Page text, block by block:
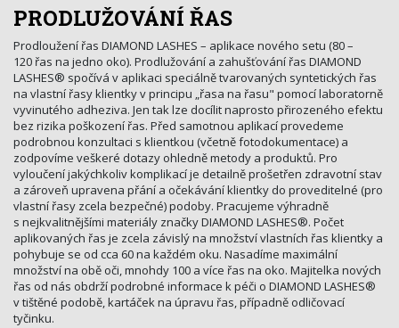
PRODLUŽOVÁNÍ ŘAS
Prodloužení řas DIAMOND LASHES – aplikace nového setu (80 –
120 řas na jedno oko). Prodlužování a zahušťování řas DIAMOND
LASHES® spočívá v aplikaci speciálně tvarovaných syntetických řas
na vlastní řasy klientky v principu „řasa na řasu" pomocí laboratorně
vyvinutého adheziva. Jen tak lze docílit naprosto přirozeného efektu
bez rizika poškození řas. Před samotnou aplikací provedeme
podrobnou konzultaci s klientkou (včetně fotodokumentace) a
zodpovíme veškeré dotazy ohledně metody a produktů. Pro
vyloučení jakýchkoliv komplikací je detailně prošetřen zdravotní stav
a zároveň upravena přání a očekávání klientky do proveditelné (pro
vlastní řasy zcela bezpečné) podoby. Pracujeme výhradně
s nejkvalitnějšími materiály značky DIAMOND LASHES®. Počet
aplikovaných řas je zcela závislý na množství vlastních řas klientky a
pohybuje se od cca 60 na každém oku. Nasadíme maximální
množství na obě oči, mnohdy 100 a více řas na oko. Majitelka nových
řas od nás obdrží podrobné informace k péči o DIAMOND LASHES®
v tištěné podobě, kartáček na úpravu řas, případně odličovací
tyčinku.